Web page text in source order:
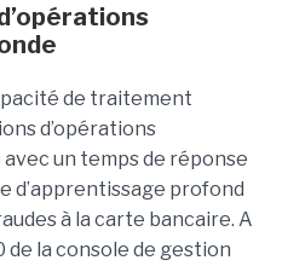
de traitement
d’opérations
un temps de réponse
d’apprentissage profond
à la carte bancaire. A
de la console de gestion